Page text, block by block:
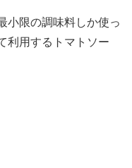
小限の調味料しか使っ
利用するトマトソー